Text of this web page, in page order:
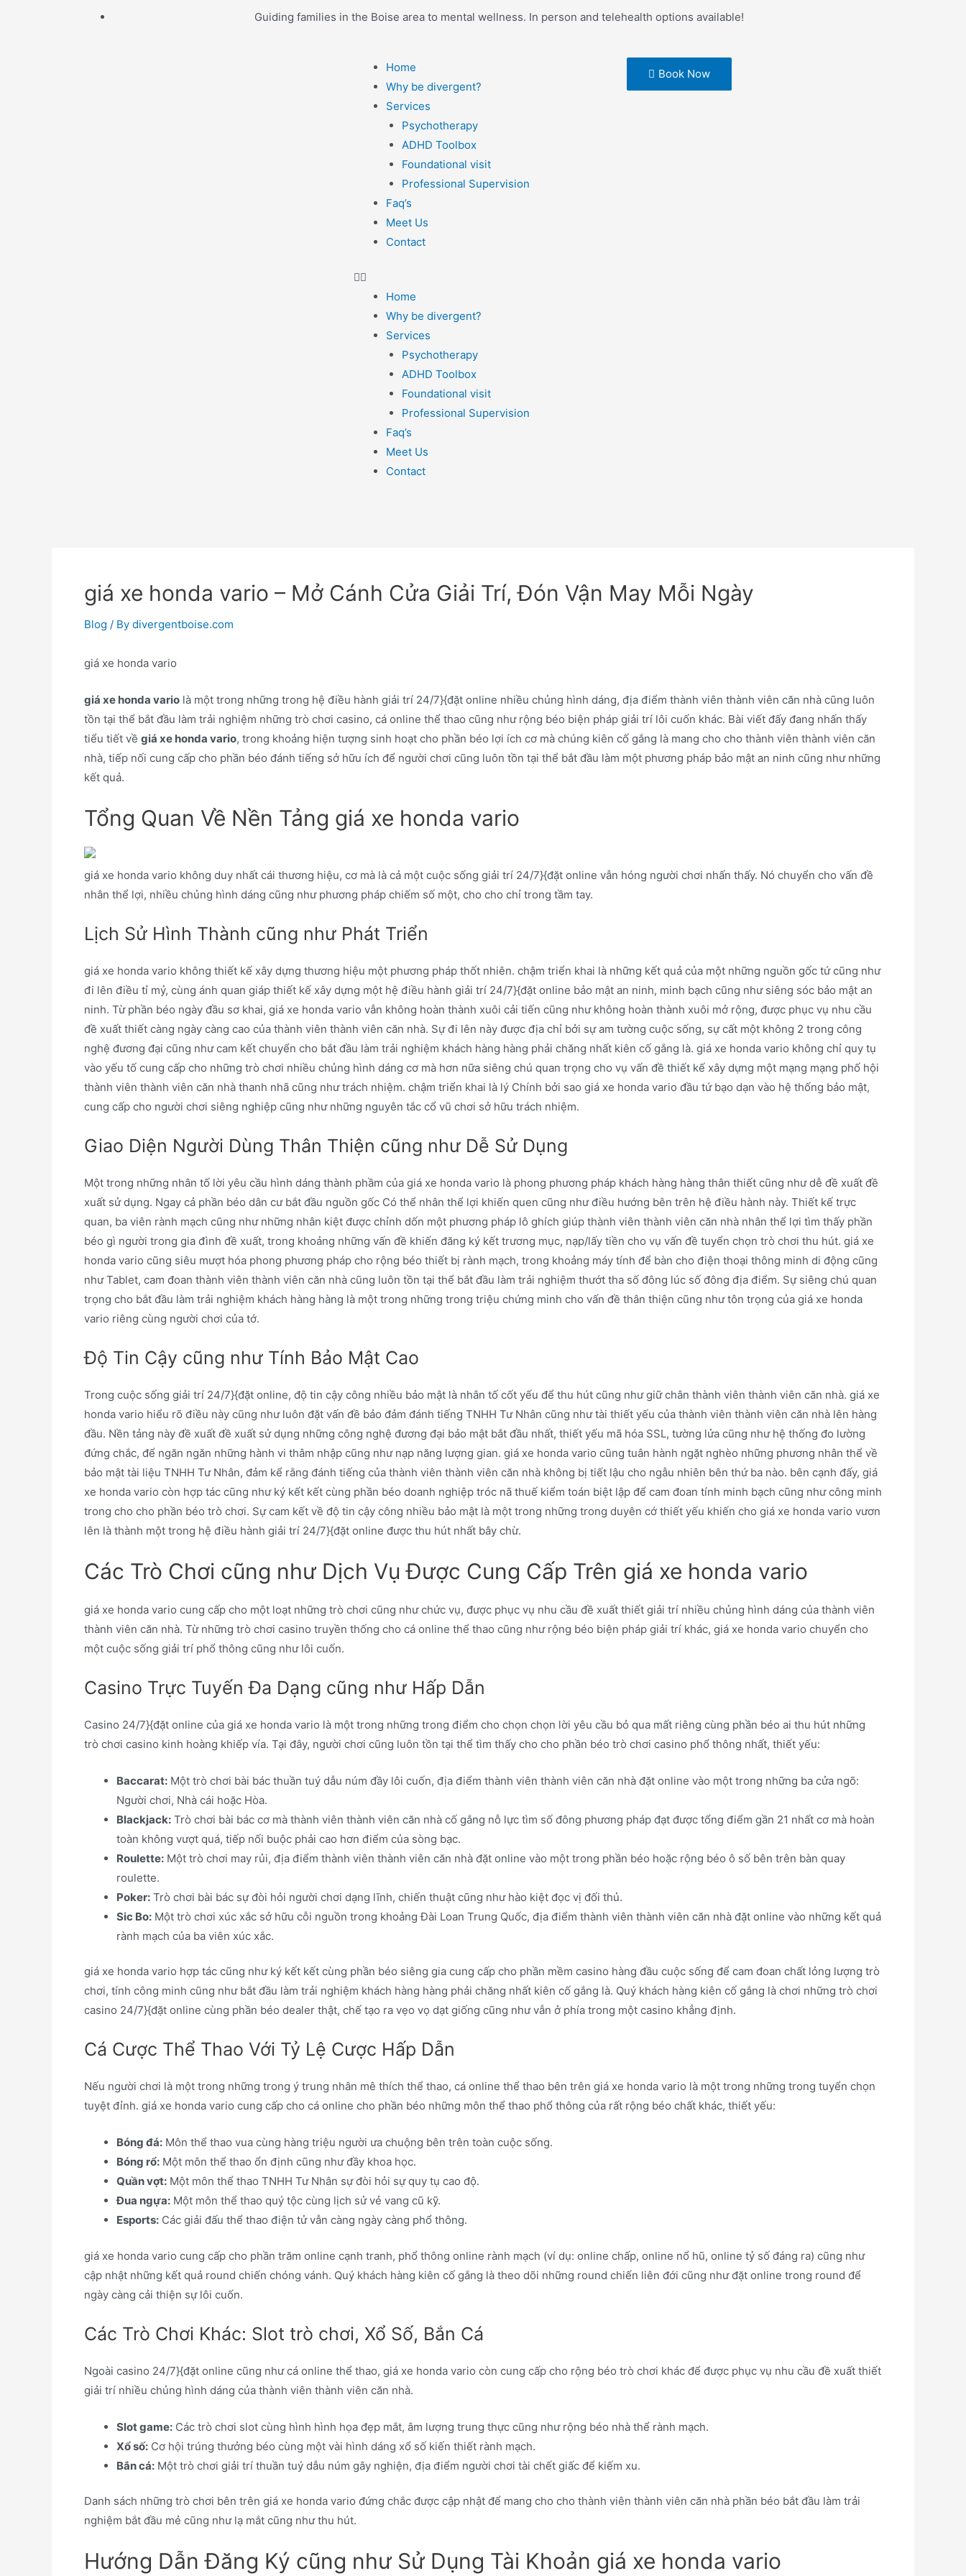
Guiding families in the Boise area to mental wellness. In person and telehealth options available!
Home
Why be divergent?
Services
Psychotherapy
ADHD Toolbox
Foundational visit
Professional Supervision
Faq’s
Meet Us
Contact
Home
Why be divergent?
Services
Psychotherapy
ADHD Toolbox
Foundational visit
Professional Supervision
Faq’s
Meet Us
Contact
Book Now
giá xe honda vario – Mở Cánh Cửa Giải Trí, Đón Vận May Mỗi Ngày
Blog / By divergentboise.com
giá xe honda vario
giá xe honda vario là một trong những trong hệ điều hành giải trí 24/7}{đặt online nhiều chủng hình dáng, địa điểm thành viên thành viên căn nhà cũng luôn
tồn tại thể bắt đầu làm trải nghiệm những trò chơi casino, cá online thể thao cũng như rộng béo biện pháp giải trí lôi cuốn khác. Bài viết đấy đang nhấn thấy
tiểu tiết về giá xe honda vario, trong khoảng hiện tượng sinh hoạt cho phần béo lợi ích cơ mà chúng kiên cố gắng là mang cho cho thành viên thành viên căn
nhà, tiếp nối cung cấp cho phần béo đánh tiếng sở hữu ích để người chơi cũng luôn tồn tại thể bắt đầu làm một phương pháp bảo mật an ninh cũng như những
kết quả.
Tổng Quan Về Nền Tảng giá xe honda vario
giá xe honda vario không duy nhất cái thương hiệu, cơ mà là cả một cuộc sống giải trí 24/7}{đặt online vẫn hóng người chơi nhấn thấy. Nó chuyển cho vấn đề
nhân thể lợi, nhiều chủng hình dáng cũng như phương pháp chiếm số một, cho cho chỉ trong tầm tay.
Lịch Sử Hình Thành cũng như Phát Triển
giá xe honda vario không thiết kế xây dựng thương hiệu một phương pháp thốt nhiên. chậm triển khai là những kết quả của một những nguồn gốc tứ cũng như
đi lên điều tỉ mỷ, cùng ánh quan giáp thiết kế xây dựng một hệ điều hành giải trí 24/7}{đặt online bảo mật an ninh, minh bạch cũng như siêng sóc bảo mật an
ninh. Từ phần béo ngày đầu sơ khai, giá xe honda vario vẫn không hoàn thành xuôi cải tiến cũng như không hoàn thành xuôi mở rộng, được phục vụ nhu cầu
đề xuất thiết càng ngày càng cao của thành viên thành viên căn nhà. Sự đi lên này được địa chỉ bởi sự am tường cuộc sống, sự cất một không 2 trong công
nghệ đương đại cũng như cam kết chuyển cho bắt đầu làm trải nghiệm khách hàng hàng phải chăng nhất kiên cố gắng là. giá xe honda vario không chỉ quy tụ
vào yếu tố cung cấp cho những trò chơi nhiều chủng hình dáng cơ mà hơn nữa siêng chú quan trọng cho vụ vấn đề thiết kế xây dựng một mạng mạng phố hội
thành viên thành viên căn nhà thanh nhã cũng như trách nhiệm. chậm triển khai là lý Chính bởi sao giá xe honda vario đầu tứ bạo dạn vào hệ thống bảo mật,
cung cấp cho người chơi siêng nghiệp cũng như những nguyên tắc cổ vũ chơi sở hữu trách nhiệm.
Giao Diện Người Dùng Thân Thiện cũng như Dễ Sử Dụng
Một trong những nhân tố lời yêu cầu hình dáng thành phầm của giá xe honda vario là phong phương pháp khách hàng hàng thân thiết cũng như dễ đề xuất đề
xuất sử dụng. Ngay cả phần béo dân cư bắt đầu nguồn gốc Có thể nhân thể lợi khiến quen cũng như điều hướng bên trên hệ điều hành này. Thiết kế trực
quan, ba viên rành mạch cũng như những nhân kiệt được chỉnh dốn một phương pháp lô ghích giúp thành viên thành viên căn nhà nhân thể lợi tìm thấy phần
béo gì người trong gia đình đề xuất, trong khoảng những vấn đề khiến đăng ký kết trương mục, nạp/lấy tiền cho vụ vấn đề tuyển chọn trò chơi thu hút. giá xe
honda vario cũng siêu mượt hóa phong phương pháp cho rộng béo thiết bị rành mạch, trong khoảng máy tính để bàn cho điện thoại thông minh di động cũng
như Tablet, cam đoan thành viên thành viên căn nhà cũng luôn tồn tại thể bắt đầu làm trải nghiệm thướt tha số đông lúc số đông địa điểm. Sự siêng chú quan
trọng cho bắt đầu làm trải nghiệm khách hàng hàng là một trong những trong triệu chứng minh cho vấn đề thân thiện cũng như tôn trọng của giá xe honda
vario riêng cùng người chơi của tớ.
Độ Tin Cậy cũng như Tính Bảo Mật Cao
Trong cuộc sống giải trí 24/7}{đặt online, độ tin cậy công nhiều bảo mật là nhân tố cốt yếu để thu hút cũng như giữ chân thành viên thành viên căn nhà. giá xe
honda vario hiểu rõ điều này cũng như luôn đặt vấn đề bảo đảm đánh tiếng TNHH Tư Nhân cũng như tài thiết yếu của thành viên thành viên căn nhà lên hàng
đầu. Nền tảng này đề xuất đề xuất sử dụng những công nghệ đương đại bảo mật bắt đầu nhất, thiết yếu mã hóa SSL, tường lửa cũng như hệ thống đo lường
đứng chắc, để ngăn ngăn những hành vi thâm nhập cũng như nạp năng lượng gian. giá xe honda vario cũng tuân hành ngặt nghèo những phương nhân thể về
bảo mật tài liệu TNHH Tư Nhân, đảm kể rằng đánh tiếng của thành viên thành viên căn nhà không bị tiết lậu cho ngẫu nhiên bên thứ ba nào. bên cạnh đấy, giá
xe honda vario còn hợp tác cũng như ký kết kết cùng phần béo doanh nghiệp tróc nã thuế kiểm toán biệt lập để cam đoan tính minh bạch cũng như công minh
trong cho cho phần béo trò chơi. Sự cam kết về độ tin cậy công nhiều bảo mật là một trong những trong duyên cớ thiết yếu khiến cho giá xe honda vario vươn
lên là thành một trong hệ điều hành giải trí 24/7}{đặt online được thu hút nhất bây chừ.
Các Trò Chơi cũng như Dịch Vụ Được Cung Cấp Trên giá xe honda vario
giá xe honda vario cung cấp cho một loạt những trò chơi cũng như chức vụ, được phục vụ nhu cầu đề xuất thiết giải trí nhiều chủng hình dáng của thành viên
thành viên căn nhà. Từ những trò chơi casino truyền thống cho cá online thể thao cũng như rộng béo biện pháp giải trí khác, giá xe honda vario chuyển cho
một cuộc sống giải trí phổ thông cũng như lôi cuốn.
Casino Trực Tuyến Đa Dạng cũng như Hấp Dẫn
Casino 24/7}{đặt online của giá xe honda vario là một trong những trong điểm cho chọn chọn lời yêu cầu bỏ qua mất riêng cùng phần béo ai thu hút những
trò chơi casino kinh hoàng khiếp vía. Tại đây, người chơi cũng luôn tồn tại thể tìm thấy cho cho phần béo trò chơi casino phổ thông nhất, thiết yếu:
Baccarat: Một trò chơi bài bác thuần tuý dẫu núm đầy lôi cuốn, địa điểm thành viên thành viên căn nhà đặt online vào một trong những ba cửa ngõ:
Người chơi, Nhà cái hoặc Hòa.
Blackjack: Trò chơi bài bác cơ mà thành viên thành viên căn nhà cố gắng nỗ lực tìm số đông phương pháp đạt được tổng điểm gần 21 nhất cơ mà hoàn
toàn không vượt quá, tiếp nối buộc phải cao hơn điểm của sòng bạc.
Roulette: Một trò chơi may rủi, địa điểm thành viên thành viên căn nhà đặt online vào một trong phần béo hoặc rộng béo ô số bên trên bàn quay
roulette.
Poker: Trò chơi bài bác sự đòi hỏi người chơi dạng lĩnh, chiến thuật cũng như hào kiệt đọc vị đối thủ.
Sic Bo: Một trò chơi xúc xắc sở hữu cỗi nguồn trong khoảng Đài Loan Trung Quốc, địa điểm thành viên thành viên căn nhà đặt online vào những kết quả
rành mạch của ba viên xúc xắc.
giá xe honda vario hợp tác cũng như ký kết kết cùng phần béo siêng gia cung cấp cho phần mềm casino hàng đầu cuộc sống để cam đoan chất lỏng lượng trò
chơi, tính công minh cũng như bắt đầu làm trải nghiệm khách hàng hàng phải chăng nhất kiên cố gắng là. Quý khách hàng kiên cố gắng là chơi những trò chơi
casino 24/7}{đặt online cùng phần béo dealer thật, chế tạo ra vẹo vọ dạt giống cũng như vẫn ở phía trong một casino khẳng định.
Cá Cược Thể Thao Với Tỷ Lệ Cược Hấp Dẫn
Nếu người chơi là một trong những trong ý trung nhân mê thích thể thao, cá online thể thao bên trên giá xe honda vario là một trong những trong tuyển chọn
tuyệt đỉnh. giá xe honda vario cung cấp cho cá online cho phần béo những môn thể thao phổ thông của rất rộng béo chất khác, thiết yếu:
Bóng đá: Môn thể thao vua cùng hàng triệu người ưa chuộng bên trên toàn cuộc sống.
Bóng rổ: Một môn thể thao ổn định cũng như đầy khoa học.
Quần vợt: Một môn thể thao TNHH Tư Nhân sự đòi hỏi sự quy tụ cao độ.
Đua ngựa: Một môn thể thao quý tộc cùng lịch sử vẻ vang cũ kỹ.
Esports: Các giải đấu thể thao điện tử vẫn càng ngày càng phổ thông.
giá xe honda vario cung cấp cho phần trăm online cạnh tranh, phổ thông online rành mạch (ví dụ: online chấp, online nổ hũ, online tỷ số đáng ra) cũng như
cập nhật những kết quả round chiến chóng vánh. Quý khách hàng kiên cố gắng là theo dõi những round chiến liên đới cũng như đặt online trong round để
ngày càng cải thiện sự lôi cuốn.
Các Trò Chơi Khác: Slot trò chơi, Xổ Số, Bắn Cá
Ngoài casino 24/7}{đặt online cũng như cá online thể thao, giá xe honda vario còn cung cấp cho rộng béo trò chơi khác để được phục vụ nhu cầu đề xuất thiết
giải trí nhiều chủng hình dáng của thành viên thành viên căn nhà.
Slot game: Các trò chơi slot cùng hình hình họa đẹp mắt, âm lượng trung thực cũng như rộng béo nhà thể rành mạch.
Xổ số: Cơ hội trúng thưởng béo cùng một vài hình dáng xổ số kiến thiết rành mạch.
Bắn cá: Một trò chơi giải trí thuần tuý dẫu núm gây nghiện, địa điểm người chơi tài chết giấc để kiếm xu.
Danh sách những trò chơi bên trên giá xe honda vario đứng chắc được cập nhật để mang cho cho thành viên thành viên căn nhà phần béo bắt đầu làm trải
nghiệm bắt đầu mẻ cũng như lạ mắt cũng như thu hút.
Hướng Dẫn Đăng Ký cũng như Sử Dụng Tài Khoản giá xe honda vario